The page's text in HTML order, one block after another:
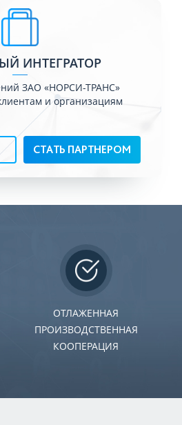
ИНТЕГРАТОР
ЗАО «НОРСИ-ТРАНС»
и организациям
СТАТЬ ПАРТНЕРОМ
ОТЛАЖЕННАЯ
ПРОИЗВОДСТВЕННАЯ
КООПЕРАЦИЯ